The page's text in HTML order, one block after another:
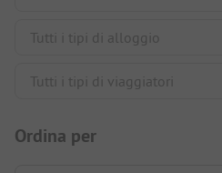
Ordina per